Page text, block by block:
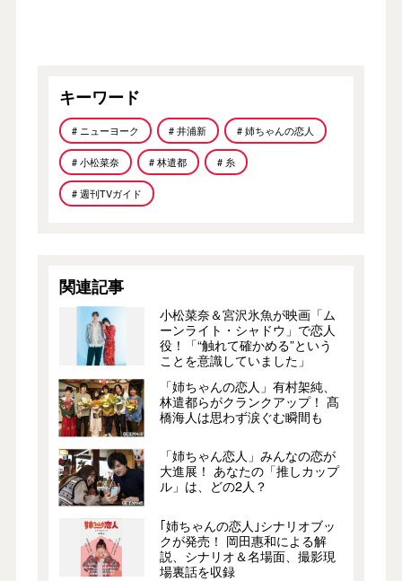
キーワード
# ニューヨーク # 井浦新 # 姉ちゃんの恋人
# 小松菜奈 # 林遣都 # 糸
# 週刊TVガイド
関連記事
小松菜奈＆宮沢氷魚が映画「ム
ーンライト・シャドウ」で恋人
役！「“触れて確かめる”という
ことを意識していました」
「姉ちゃんの恋人」有村架純、
林遣都らがクランクアップ！ 髙
橋海人は思わず涙ぐむ瞬間も
「姉ちゃん恋人」みんなの恋が
大進展！ あなたの「推しカップ
ル」は、どの2人？
｢姉ちゃんの恋人｣シナリオブッ
クが発売！ 岡田惠和による解
説、シナリオ＆名場面、撮影現
場裏話を収録